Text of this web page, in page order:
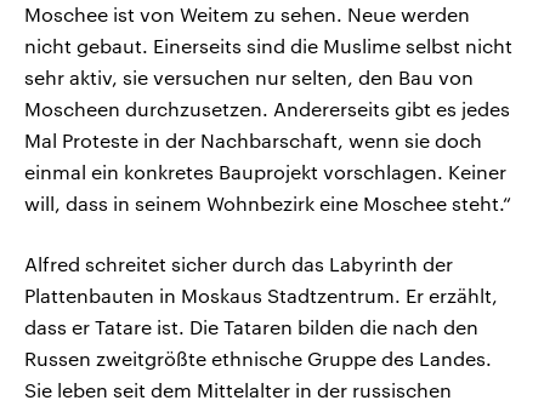
Moschee ist von Weitem zu sehen. Neue werden
nicht gebaut. Einerseits sind die Muslime selbst nicht
sehr aktiv, sie versuchen nur selten, den Bau von
Moscheen durchzusetzen. Andererseits gibt es jedes
Mal Proteste in der Nachbarschaft, wenn sie doch
einmal ein konkretes Bauprojekt vorschlagen. Keiner
will, dass in seinem Wohnbezirk eine Moschee steht.“
Alfred schreitet sicher durch das Labyrinth der
Plattenbauten in Moskaus Stadtzentrum. Er erzählt,
dass er Tatare ist. Die Tataren bilden die nach den
Russen zweitgrößte ethnische Gruppe des Landes.
Sie leben seit dem Mittelalter in der russischen